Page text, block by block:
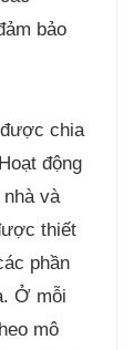
bảo
chia
động
và
thiết
phần
Ở mỗi
mô